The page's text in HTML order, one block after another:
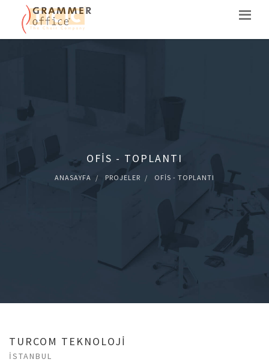
OFIS - TOPLANTI
ANASAYFA PROJELER OFIS - TOPLANTI
TURCOM TEKNOLOJİ
İSTANBUL